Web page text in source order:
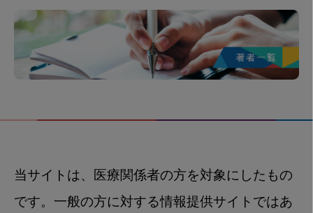
当サイトは、医療関係者の方を対象にしたもの
です。一般の方に対する情報提供サイトではあ